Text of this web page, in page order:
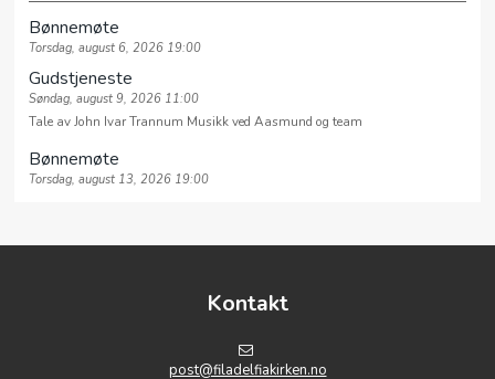
Bønnemøte
Torsdag, august 6, 2026 19:00
Gudstjeneste
Søndag, august 9, 2026 11:00
Tale av John Ivar Trannum Musikk ved Aasmund og team
Bønnemøte
Torsdag, august 13, 2026 19:00
Kontakt
post@filadelfiakirken.no